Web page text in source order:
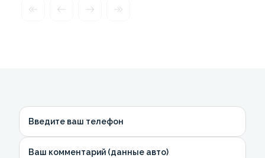
Введите ваш телефон
Ваш комментарий (данные авто)